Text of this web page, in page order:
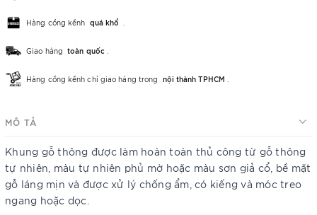
Hàng cồng kềnh quá khổ
Giao hàng toàn quốc
Hàng cồng kềnh chỉ giao hàng trong nội thành TPHCM
MÔ TẢ
Khung gỗ thông được làm hoàn toàn thủ công từ gỗ thông
tự nhiên, màu tự nhiên phủ mờ hoặc màu sơn giả cổ, bề mặt
gỗ láng mịn và được xử lý chống ẩm, có kiếng và móc treo
ngang hoặc dọc.